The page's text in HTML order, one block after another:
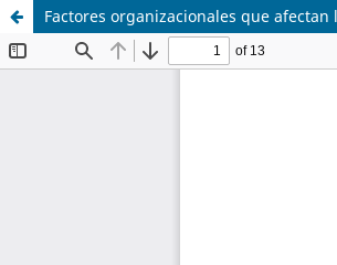
Factores organizacionales que